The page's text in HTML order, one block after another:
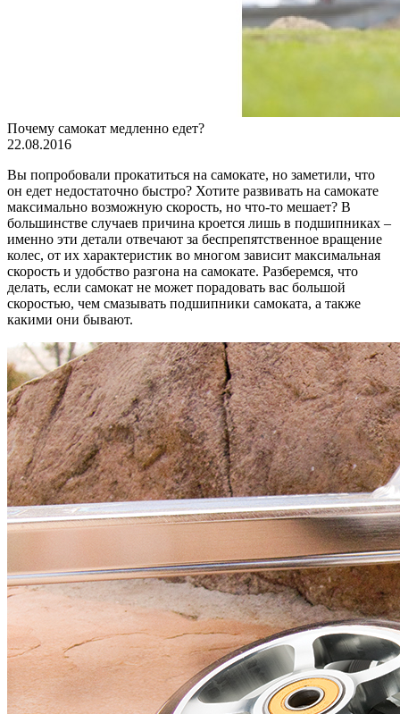
Почему самокат медленно едет?
22.08.2016
Вы попробовали прокатиться на самокате, но заметили, что
он едет недостаточно быстро? Хотите развивать на самокате
максимально возможную скорость, но что-то мешает? В
большинстве случаев причина кроется лишь в подшипниках –
именно эти детали отвечают за беспрепятственное вращение
колес, от их характеристик во многом зависит максимальная
скорость и удобство разгона на самокате. Разберемся, что
делать, если самокат не может порадовать вас большой
скоростью, чем смазывать подшипники самоката, а также
какими они бывают.